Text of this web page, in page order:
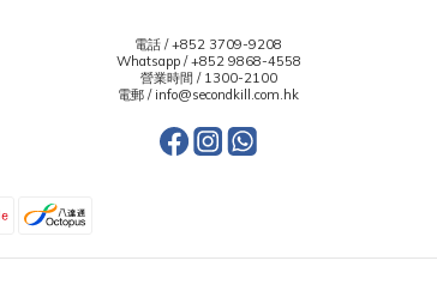
電話 / +852 3709-9208
Whatsapp /+852 9868-4558
營業時間 / 1300-2100
電郵 / info@secondkill.com.hk